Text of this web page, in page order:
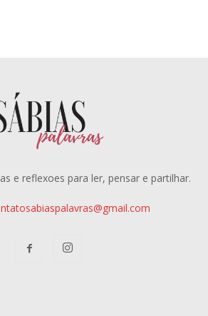
e reflexoes para ler, pensar e partilhar.